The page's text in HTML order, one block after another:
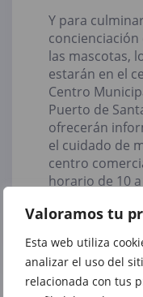
Valoramos tu
Esta web utiliza
analizar el uso del
relacionada con tus
Y para
las mascotas,
estarán en el
Centro
Puerto de
ofrecerán
el cuidado de
centro
horario de 10
¡Te esperamos!